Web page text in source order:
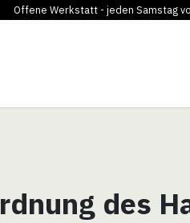
Offene Werkstatt - jeden Samstag
des